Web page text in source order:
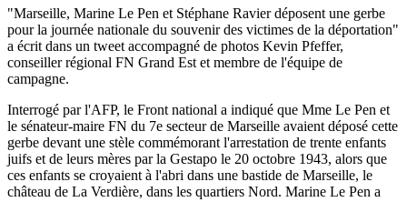
"Marseille, Marine Le Pen et Stéphane Ravier déposent une gerbe
pour la journée nationale du souvenir des victimes de la déportation"
a écrit dans un tweet accompagné de photos Kevin Pfeffer,
conseiller régional FN Grand Est et membre de l'équipe de
campagne.
Interrogé par l'AFP, le Front national a indiqué que Mme Le Pen et
le sénateur-maire FN du 7e secteur de Marseille avaient déposé cette
gerbe devant une stèle commémorant l'arrestation de trente enfants
juifs et de leurs mères par la Gestapo le 20 octobre 1943, alors que
ces enfants se croyaient à l'abri dans une bastide de Marseille, le
château de La Verdière, dans les quartiers Nord. Marine Le Pen a